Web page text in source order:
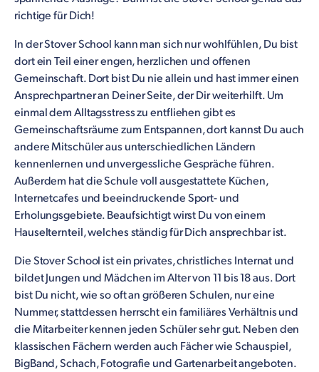
richtige für Dich!
In der Stover School kann man sich nur wohlfühlen, Du bist
dort ein Teil einer engen, herzlichen und offenen
Gemeinschaft. Dort bist Du nie allein und hast immereinen
Ansprechpartner an Deiner Seite, der Dir weiterhilft. Um
einmal dem Alltagsstress zu entfliehen gibt es
Gemeinschaftsräume zum Entspannen, dort kannst Du auch
andere Mitschüler aus unterschiedlichen Ländern
kennenlernen und unvergessliche Gespräche führen.
Außerdem hat die Schule voll ausgestattete Küchen,
Internetcafes und beeindruckende Sport- und
Erholungsgebiete. Beaufsichtigt wirst Du von einem
Hauselternteil, welches ständig für Dich ansprechbar ist.
Die Stover School ist ein privates, christliches Internat und
bildet Jungen und Mädchen im Alter von 11 bis 18 aus. Dort
bist Du nicht, wie so oft an größeren Schulen, nur eine
Nummer, stattdessen herrscht ein familiäres Verhältnis und
die Mitarbeiter kennen jeden Schüler sehr gut. Neben den
klassischen Fächern werden auch Fächer wie Schauspiel,
BigBand, Schach, Fotografie und Gartenarbeit angeboten.